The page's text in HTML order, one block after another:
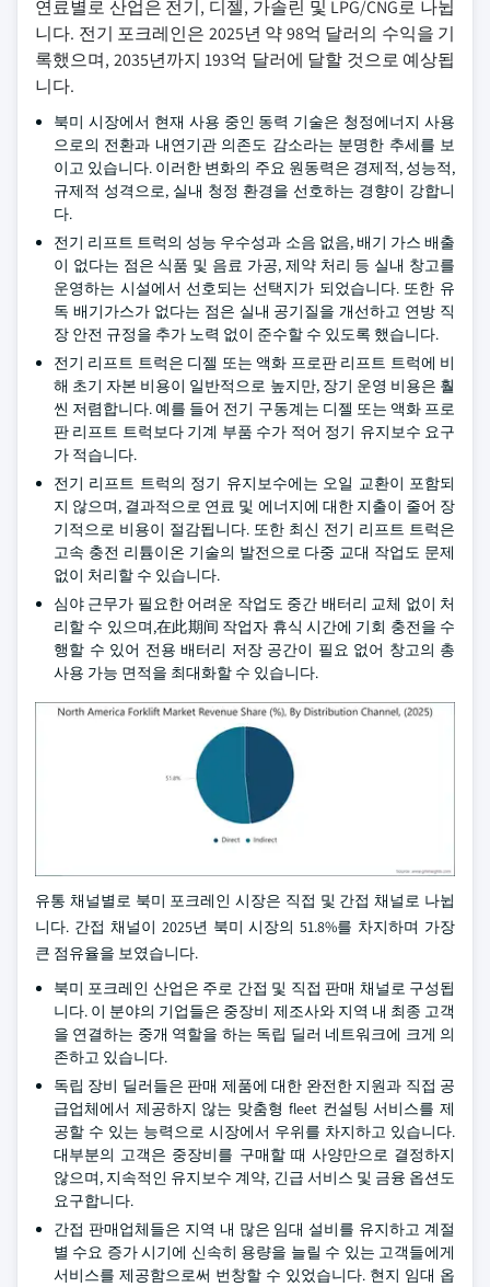
연료별로 산업은 전기, 디젤, 가솔린 및 LPG/CNG로 나뉩
니다. 전기 포크레인은 2025년 약 98억 달러의 수익을 기
록했으며, 2035년까지 193억 달러에 달할 것으로 예상됩
니다.
북미 시장에서 현재 사용 중인 동력 기술은 청정에너지 사용
으로의 전환과 내연기관 의존도 감소라는 분명한 추세를 보
이고 있습니다. 이러한 변화의 주요 원동력은 경제적, 성능적,
규제적 성격으로, 실내 청정 환경을 선호하는 경향이 강합니
다.
전기 리프트 트럭의 성능 우수성과 소음 없음, 배기 가스 배출
이 없다는 점은 식품 및 음료 가공, 제약 처리 등 실내 창고를
운영하는 시설에서 선호되는 선택지가 되었습니다. 또한 유
독 배기가스가 없다는 점은 실내 공기질을 개선하고 연방 직
장 안전 규정을 추가 노력 없이 준수할 수 있도록 했습니다.
전기 리프트 트럭은 디젤 또는 액화 프로판 리프트 트럭에 비
해 초기 자본 비용이 일반적으로 높지만, 장기 운영 비용은 훨
씬 저렴합니다. 예를 들어 전기 구동계는 디젤 또는 액화 프로
판 리프트 트럭보다 기계 부품 수가 적어 정기 유지보수 요구
가 적습니다.
전기 리프트 트럭의 정기 유지보수에는 오일 교환이 포함되
지 않으며, 결과적으로 연료 및 에너지에 대한 지출이 줄어 장
기적으로 비용이 절감됩니다. 또한 최신 전기 리프트 트럭은
고속 충전 리튬이온 기술의 발전으로 다중 교대 작업도 문제
없이 처리할 수 있습니다.
심야 근무가 필요한 어려운 작업도 중간 배터리 교체 없이 처
리할 수 있으며,在此期间 작업자 휴식 시간에 기회 충전을 수
행할 수 있어 전용 배터리 저장 공간이 필요 없어 창고의 총
사용 가능 면적을 최대화할 수 있습니다.
유통 채널별로 북미 포크레인 시장은 직접 및 간접 채널로 나뉩
니다. 간접 채널이 2025년 북미 시장의 51.8%를 차지하며 가장
큰 점유율을 보였습니다.
북미 포크레인 산업은 주로 간접 및 직접 판매 채널로 구성됩
니다. 이 분야의 기업들은 중장비 제조사와 지역 내 최종 고객
을 연결하는 중개 역할을 하는 독립 딜러 네트워크에 크게 의
존하고 있습니다.
독립 장비 딜러들은 판매 제품에 대한 완전한 지원과 직접 공
급업체에서 제공하지 않는 맞춤형 fleet 컨설팅 서비스를 제
공할 수 있는 능력으로 시장에서 우위를 차지하고 있습니다.
대부분의 고객은 중장비를 구매할 때 사양만으로 결정하지
않으며, 지속적인 유지보수 계약, 긴급 서비스 및 금융 옵션도
요구합니다.
간접 판매업체들은 지역 내 많은 임대 설비를 유지하고 계절
별 수요 증가 시기에 신속히 용량을 늘릴 수 있는 고객들에게
서비스를 제공함으로써 번창할 수 있었습니다. 현지 임대 옵